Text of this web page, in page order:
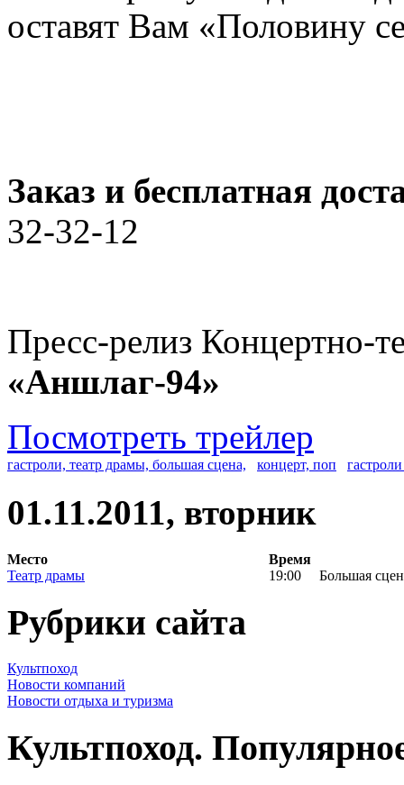
оставят Вам «Половину
Заказ и бесплатная
32-32-12
Пресс-релиз Концертно-
«Аншлаг-94»
Посмотреть трейлер
гастроли, театр драмы, большая сцена, концерт, поп
01.11.2011, вторник
Место
Время
Театр драмы
19:00 Большая
Рубрики сайта
Культпоход
Новости компаний
Новости отдыха и туризма
Культпоход.